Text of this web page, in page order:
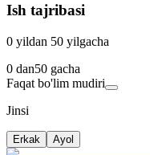
Ish tajribasi
0 yildan 50 yilgacha
0 dan50 gacha
Faqat bo'lim mudiri
Jinsi
Erkak Ayol